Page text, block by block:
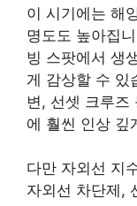
이 시기에는 해
명도도 높아집
빙 스팟에서 생
게 감상할 수 있
변, 선셋 크루즈
에 훨씬 인상 깊
다만 자외선 지
자외선 차단제,